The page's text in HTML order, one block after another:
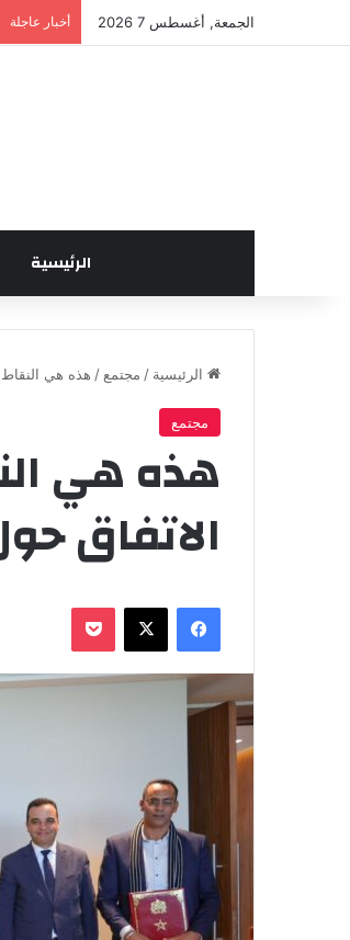
الجمعة, أغسطس 7 2026 أخبار عاجلة
الرئيسية
الرئيسية / مجتمع / هذه هي
مجتمع
هذه هي
الاتفاق
فيسبوك